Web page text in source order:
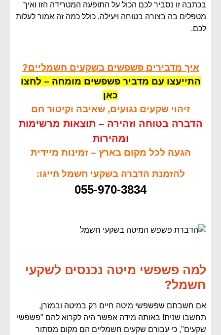
בכתבה זו נסביר לכם הכול על התופעה המטרידה הזו ואיך
מטפלים בה בצורה בטוחה ויעילה, כולל כמה זה אמור לעלות
לכם.
איך מדבירים פשפשים בשקעים חשמליים?
התייעצו עם מדביר פשפשים מומחה – לחצו
כאן
זיהוי שקעים נגועים, שאיבה וקיטור חם
הדברה בטוחה וזהירה – תוצאות מרשימות
ומהירות
הגעה לכל מקום בארץ – זמינות מיידית
להזמנת הדברה בשקעי חשמל חייגו:
055-970-3834
למה פשפשי מיטה נכנסים לשקעי
חשמל?
אם חשבתם שפשפשי מיטה חיים רק במיטה ובמזרן,
תחשבו שנית! באותה מידה אפשר היה לקרוא להם "פשפשי
שקעים", כי עבורם שקעים חשמליים הם מקום מסתור